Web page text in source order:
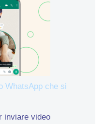
WhatsApp che si
inviare video